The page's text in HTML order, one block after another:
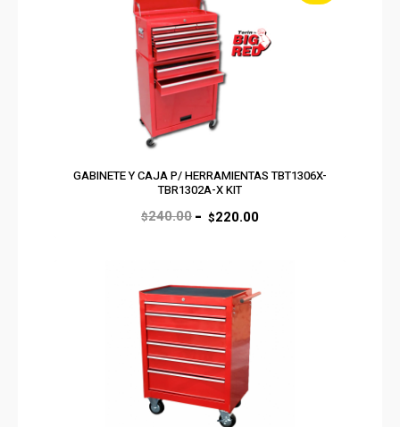
GABINETE Y CAJA P/ HERRAMIENTAS TBT1306X-
TBR1302A-X KIT
$240.00
El
precio
original
$220.00
El
precio
actual